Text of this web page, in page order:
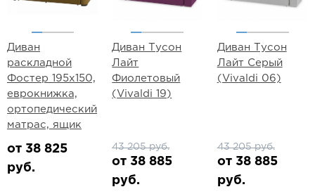
Диван
раскладной
Фостер 195х150,
еврокнижка,
ортопедический
матрас, ящик
от 38 825
руб.
Диван Тусон
Лайт
Фиолетовый
(Vivaldi 19)
43 205 руб.
от 38 885
руб.
Диван Тусон
Лайт Серый
(Vivaldi 06)
43 205 руб.
от 38 885
руб.